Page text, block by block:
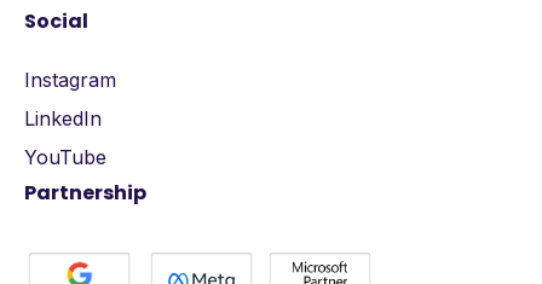
Social
Instagram
LinkedIn
YouTube
Partnership